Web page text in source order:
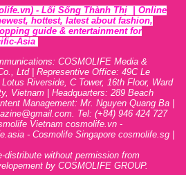
- Lối Sống Thành Thị | Online
hottest, latest about fashion,
guide & entertainment for
Asia
COSMOLIFE Media &
Ltd | Representive Office: 49C Le
Riverside, C Tower, 16th Floor, Ward
Vietnam | Headquarters: 289 Beach
Management: Mr. Nguyen Quang Ba |
Tel: (+84) 946 424 727
Vietnam cosmolife.vn -
- Cosmolife Singapore cosmolife.sg
distribute without permission from
by COSMOLIFE GROUP.